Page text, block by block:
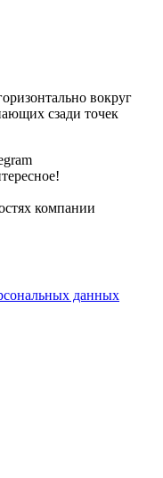
вокруг
сзади точек
компании
данных